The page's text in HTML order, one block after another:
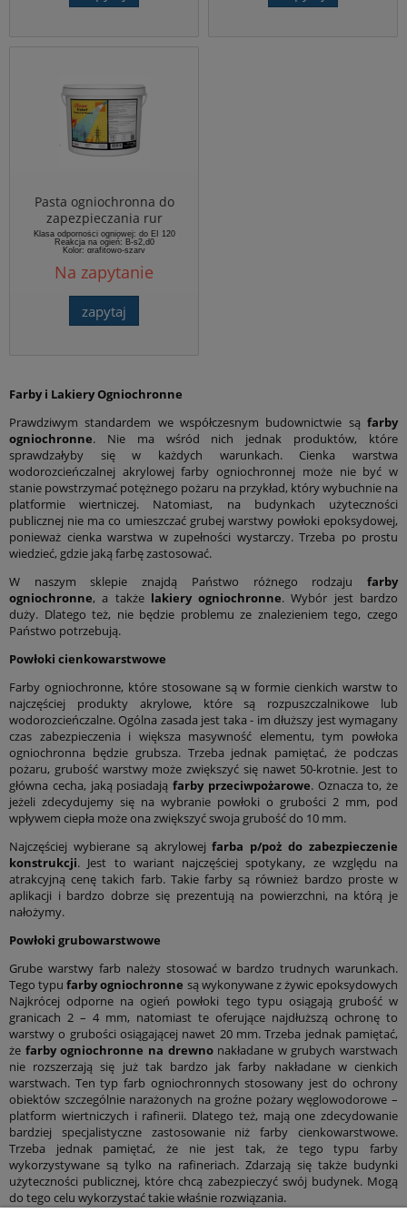
Pasta ogniochronna do
zapezpieczania rur
niepalnych Cabel Pasta 1
10 kg
Klasa odporności ogniowej: do EI 120
Reakcja na ogień: B-s2,d0
Kolor: grafitowo-szary
Opakowanie handlowe: wiadro 10 kg,
kartusz 310 ml
Na zapytanie
zapytaj
Farby i Lakiery Ogniochronne
Prawdziwym standardem we współczesnym budownictwie są farby
ogniochronne. Nie ma wśród nich jednak produktów, które
sprawdzałyby się w każdych warunkach. Cienka warstwa
wodorozcieńczalnej akrylowej farby ogniochronnej może nie być w
stanie powstrzymać potężnego pożaru na przykład, który wybuchnie na
platformie wiertniczej. Natomiast, na budynkach użyteczności
publicznej nie ma co umieszczać grubej warstwy powłoki epoksydowej,
ponieważ cienka warstwa w zupełności wystarczy. Trzeba po prostu
wiedzieć, gdzie jaką farbę zastosować.
W naszym sklepie znajdą Państwo różnego rodzaju farby
ogniochronne, a także lakiery ogniochronne. Wybór jest bardzo
duży. Dlatego też, nie będzie problemu ze znalezieniem tego, czego
Państwo potrzebują.
Powłoki cienkowarstwowe
Farby ogniochronne, które stosowane są w formie cienkich warstw to
najczęściej produkty akrylowe, które są rozpuszczalnikowe lub
wodorozcieńczalne. Ogólna zasada jest taka - im dłuższy jest wymagany
czas zabezpieczenia i większa masywność elementu, tym powłoka
ogniochronna będzie grubsza. Trzeba jednak pamiętać, że podczas
pożaru, grubość warstwy może zwiększyć się nawet 50-krotnie. Jest to
główna cecha, jaką posiadają farby przeciwpożarowe. Oznacza to, że
jeżeli zdecydujemy się na wybranie powłoki o grubości 2 mm, pod
wpływem ciepła może ona zwiększyć swoja grubość do 10 mm.
Najczęściej wybierane są akrylowejfarba p/poż do zabezpieczenie
konstrukcji. Jest to wariant najczęściej spotykany, ze względu na
atrakcyjną cenę takich farb. Takie farby są również bardzo proste w
aplikacji i bardzo dobrze się prezentują na powierzchni, na którą je
nałożymy.
Powłoki grubowarstwowe
Grube warstwy farb należy stosować w bardzo trudnych warunkach.
Tego typufarby ogniochronne są wykonywane z żywic epoksydowych
Najkrócej odporne na ogień powłoki tego typu osiągają grubość w
granicach 2 – 4 mm, natomiast te oferujące najdłuższą ochronę to
warstwy o grubości osiągającej nawet 20 mm. Trzeba jednak pamiętać,
że farby ogniochronne na drewnonakładane w grubych warstwach
nie rozszerzają się już tak bardzo jak farby nakładane w cienkich
warstwach. Ten typ farb ogniochronnych stosowany jest do ochrony
obiektów szczególnie narażonych na groźne pożary węglowodorowe –
platform wiertniczych i rafinerii. Dlatego też, mają one zdecydowanie
bardziej specjalistyczne zastosowanie niż farby cienkowarstwowe.
Trzeba jednak pamiętać, że nie jest tak, że tego typu farby
wykorzystywane są tylko na rafineriach. Zdarzają się także budynki
użyteczności publicznej, które chcą zabezpieczyć swój budynek. Mogą
do tego celu wykorzystać takie właśnie rozwiązania.